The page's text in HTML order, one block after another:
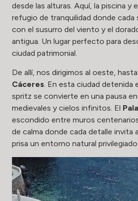
desde las alturas. Aquí, la piscina y
refugio de tranquilidad donde cada
con el susurro del viento y el
antigua. Un lugar perfecto para
ciudad patrimonial.
De allí, nos dirigimos al oeste,
Cáceres. En esta ciudad detenida
spritz se convierte en una pausa
medievales y cielos infinitos. El
escondido entre muros
de calma donde cada detalle invita
prisa un entorno natural privilegiado.